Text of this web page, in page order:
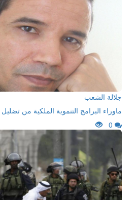
جلالة الشعب
ماوراء البرامج التنموية الملكية من تضليل ...
0